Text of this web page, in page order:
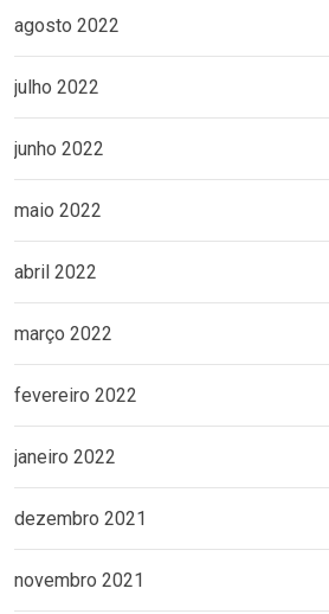
agosto 2022
julho 2022
junho 2022
maio 2022
abril 2022
março 2022
fevereiro 2022
janeiro 2022
dezembro 2021
novembro 2021